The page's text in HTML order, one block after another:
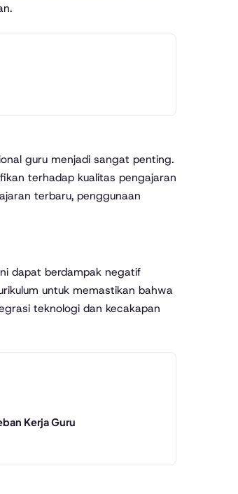
guru menjadi sangat penting.
terhadap kualitas pengajaran
terbaru, penggunaan
dapat berdampak negatif
untuk memastikan bahwa
teknologi dan kecakapan
Kerja Guru